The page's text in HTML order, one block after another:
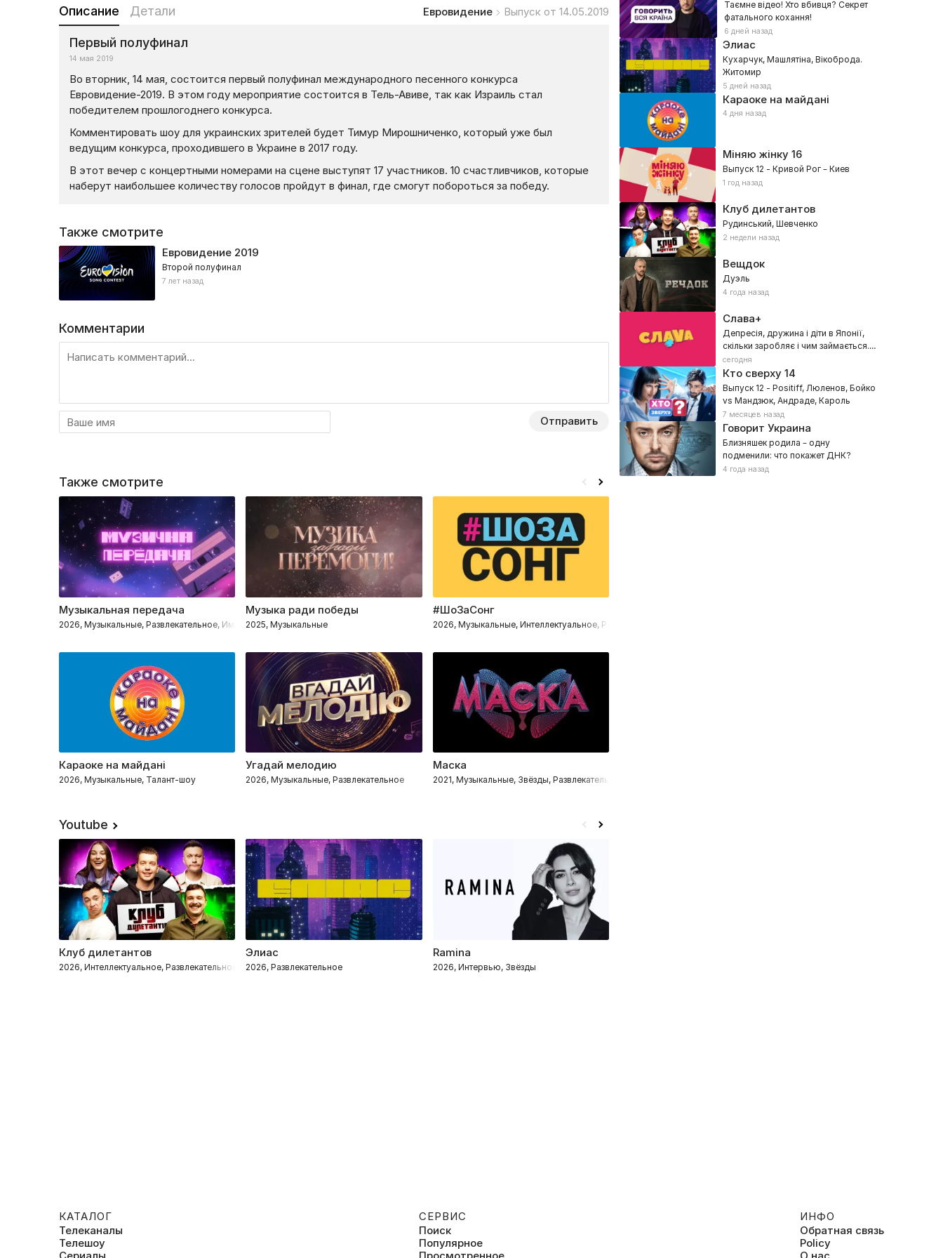
Описание Детали Евровидение Выпуск от 14.05.2019
Первый полуфинал
14 мая 2019
Во вторник, 14 мая, состоится первый полуфинал международного песенного конкурса
Евровидение-2019. В этом году мероприятие состоится в Тель-Авиве, так как Израиль стал
победителем прошлогоднего конкурса.
Комментировать шоу для украинских зрителей будет Тимур Мирошниченко, который уже был
ведущим конкурса, проходившего в Украине в 2017 году.
В этот вечер с концертными номерами на сцене выступят 17 участников. 10 счастливчиков, которые
наберут наибольшее количеству голосов пройдут в финал, где смогут побороться за победу.
Также смотрите
Евровидение 2019
Второй полуфинал
7 лет назад
Комментарии
Отправить
Таємне відео! Хто вбивця? Секрет
фатального кохання!
6 дней назад
Элиас
Кухарчук, Машлятіна, Вікоброда.
Житомир
5 дней назад
Караоке на майдані
4 дня назад
Міняю жінку16
Выпуск 12 - Кривой Рог – Киев
1 год назад
Клуб дилетантов
Рудинський, Шевченко
2 недели назад
Вещдок
Дуэль
4 года назад
Слава+
Депресія, дружина і діти в Японії,
скільки заробляє і чим займається.
Павло Шилько
сегодня
Кто сверху14
Выпуск 12 - Positiff, Люленов, Бойко
vs Мандзюк, Андраде, Кароль
7 месяцев назад
Говорит Украина
Близняшек родила – одну
подменили: что покажет ДНК?
4 года назад
Также смотрите
Музыкальная передача
2026, Музыкальные, Развлекательное, Импровизация, Интеллектуальное
Музыка ради победы
2025, Музыкальные
#ШоЗаСонг
2026, Музыкальные, Интеллектуальное, Развлекательное
Караоке на майдані
2026, Музыкальные, Талант-шоу
Угадай мелодию
2026, Музыкальные, Развлекательное
Маска
2021, Музыкальные, Звёзды, Развлекательное, Детектив
Youtube
Клуб дилетантов
2026, Интеллектуальное, Развлекательное
Элиас
2026, Развлекательное
Ramina
2026, Интервью, Звёзды
КАТАЛОГ
Телеканалы
Телешоу
СЕРВИС
Поиск
Популярное
ИНФО
Обратная связь
Policy